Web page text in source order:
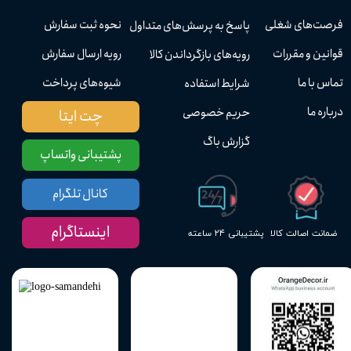
پشتیبانی ۲۴ ساعته ضمانت اصالت کالا
نحوه ثبت سفارش
رویه ارسال سفارش
شیوه‌های پرداخت
پاسخ به پرسش‌های متداول
رویه‌های بازگرداندن کالا
شرایط استفاده
حریم خصوصی
گزارش باگ
فرصت‌های شغلی
قوانین و مقررات
تماس با ما
درباره ما
پشتیبانی واتساپ
چت ایتا
کانال تلگرام
اینستاگرام